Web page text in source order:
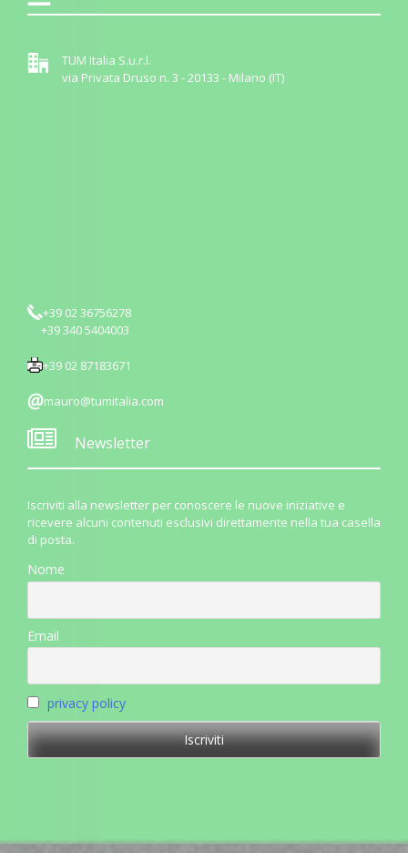
TUM Italia S.u.r.l.
via Privata Druso n. 3 - 20133 - Milano (IT)
+39 02 36756278
+39 340 5404003
+39 02 87183671
mauro@tumitalia.com
Newsletter
Iscriviti alla newsletter per conoscere le nuove iniziative e
ricevere alcuni contenuti esclusivi direttamente nella tua casella
di posta.
Nome
Email
privacy policy